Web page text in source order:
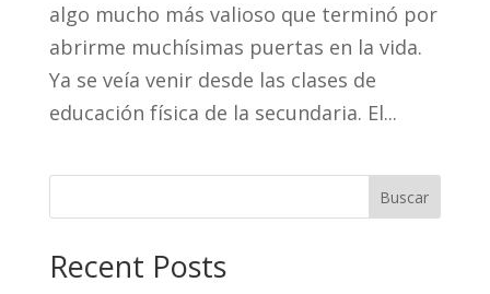
algo mucho más valioso que terminó por
abrirme muchísimas puertas en la vida.
Ya se veía venir desde las clases de
educación física de la secundaria. El...
Buscar
Recent Posts